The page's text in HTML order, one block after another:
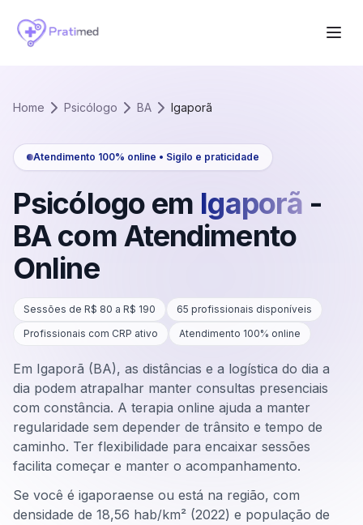
Home Psicólogo BA Igaporã
Atendimento 100% online • Sigilo e praticidade
Psicólogo em Igaporã -
BAcom Atendimento
Online
Sessões de R$ 80 a R$ 190 65 profissionais disponíveis
Profissionais com CRP ativo
Atendimento 100% online
Em Igaporã (BA), as distâncias e a logística do dia a
dia podem atrapalhar manter consultas presenciais
com constância. A terapia online ajuda a manter
regularidade sem depender de trânsito e tempo de
caminho. Ter flexibilidade para encaixar sessões
facilita começar e manter o acompanhamento.
Se você é igaporaense ou está na região, com
densidade de 18,56 hab/km² (2022) e população de